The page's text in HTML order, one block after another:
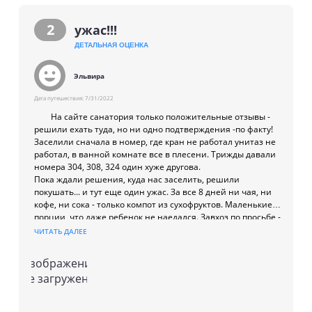
Рынок: минут в 15 ходьбы от Саны. Много цыган -
проверяйте сдачу и как считают. Кальмары подкопченные
- 2000р за кг, инжир - 250р за кг.
сухумское там дешевле. Оплачивать можно картой.
Коньяк брали в бутылке - Абхазские ночи - нам зашёл.
На прикрепленной фотографии отель Сана - сверху справа
то только часть.
выбралась из послевоенной разрухи и нищеты и
возрадилась. Санаторию желаю капитального ремонта...
2 ужас!!!
ДЕТАЛЬНАЯ ОЦЕНКА
Эльвира
Дата путешествия:7/31/2022
На сайте санатория только положительные отзывы -
решили ехать туда, но ни одно подтверждения -по факту!
Заселили сначала в номер, где кран не работал унитаз не
работал, в ванной комнате все в плесени. Трижды давали
номера 304, 308, 324 один хуже другова.
Пока ждали решения, куда нас заселить, решили
покушать... и тут еще один ужас. За все 8 дней ни чая, ни
кофе, ни сока - только компот из сухофруктов. Маленькие
порции, что даже ребенок не наедался. Завхоз по просьбе -
давала ребенку дополнительную тарелку еды, и ту есть не
оплатить 500 руб за сутки, к тому что за 7 ночей оплатили
50750 руб с питанием. Бухгалтер не разговаривала,
ЧИТАТЬ ДАЛЕЕ
Изображение
не загружено